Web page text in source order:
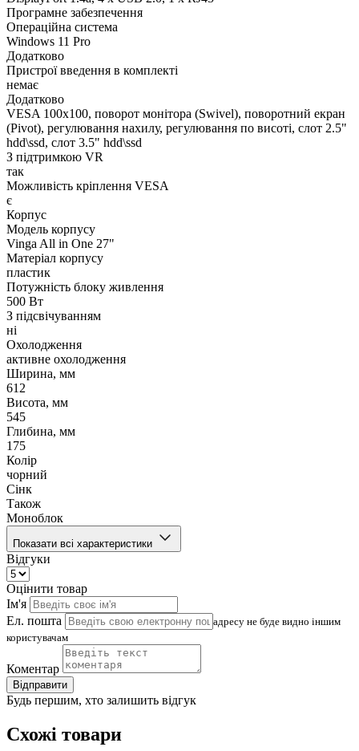
Програмне забезпечення
Операційна система
Windows 11 Pro
Додатково
Пристрої введення в комплекті
немає
Додатково
VESA 100x100, поворот монітора (Swivel), поворотний екран
(Pivot), регулювання нахилу, регулювання по висоті, слот 2.5"
hdd\ssd, слот 3.5" hdd\ssd
З підтримкою VR
так
Можливість кріплення VESA
є
Корпус
Модель корпусу
Vinga All in One 27"
Матеріал корпусу
пластик
Потужність блоку живлення
500 Вт
З підсвічуванням
ні
Охолодження
активне охолодження
Ширина, мм
612
Висота, мм
545
Глибина, мм
175
Колір
чорний
Сінк
Також
Моноблок
Показати всі характеристики
Відгуки
Оцінити товар
Ім'я
Ел. пошта
адресу не буде видно іншим
користувачам
Коментар
Відправити
Будь першим, хто залишить відгук
Схожі товари